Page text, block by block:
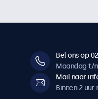
Bel ons op
Maandag t/
Mail naar
Binnen 2